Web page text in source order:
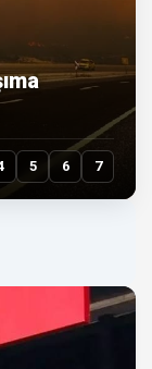
5 6 7